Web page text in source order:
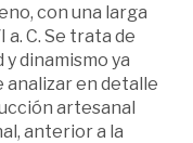
con una larga
C. Se trata de
dinamismo ya
analizar en detalle
artesanal
anterior a la